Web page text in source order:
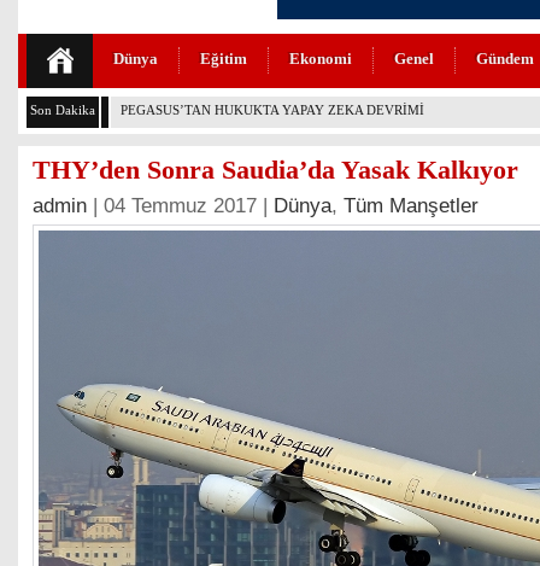
Dünya Eğitim Ekonomi Genel Gündem
Son Dakika THY YÖNETİMİNDE KRİTİK ATAMALAR
THY’den Sonra Saudia’da Yasak Kalkıyor
admin | 04 Temmuz 2017 | Dünya, Tüm Manşetler